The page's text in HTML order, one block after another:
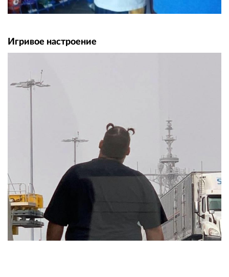
Игривое настроение